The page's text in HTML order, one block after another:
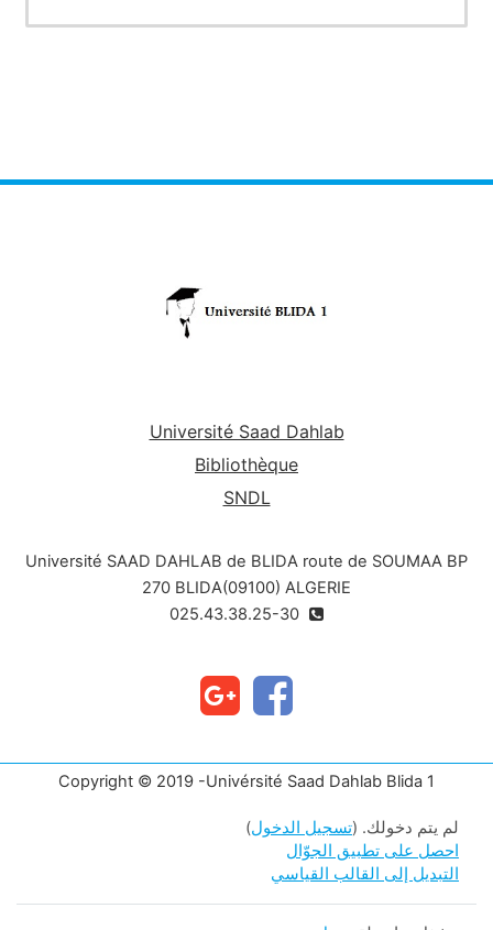
la viande et les poissons.
Université Saad Dahlab
Bibliothèque
SNDL
Université SAAD DAHLAB de BLIDA route de SOUMAA BP
270 BLIDA(09100) ALGERIE
Copyright © 2019 -Univérsité Saad Dahlab Blida 1
لم يتم دخولك. (تسجيل الدخول)
احصل على تطبيق الجوّال
التبديل إلى القالب القياسي